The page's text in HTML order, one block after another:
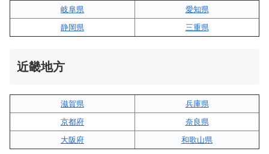
岐阜県
愛知県
静岡県
三重県
近畿地方
滋賀県
兵庫県
京都府
奈良県
大阪府
和歌山県